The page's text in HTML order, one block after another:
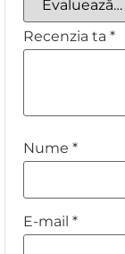
Recenzia ta *
Nume *
E-mail *